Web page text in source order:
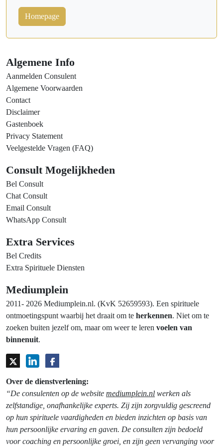
Homepage
Algemene Info
Aanmelden Consulent
Algemene Voorwaarden
Contact
Disclaimer
Gastenboek
Privacy Statement
Veelgestelde Vragen (FAQ)
Consult Mogelijkheden
Bel Consult
Chat Consult
Email Consult
WhatsApp Consult
Extra Services
Bel Credits
Extra Spirituele Diensten
Mediumplein
2011- 2026 Mediumplein.nl. (KvK 52659593). Een spirituele
ontmoetingspunt waarbij het draait om te herkennen. Niet om te
zoeken buiten jezelf om, maar om weer te leren voelen van
binnenuit.
Over de dienstverlening:
“De consulenten op de website mediumplein.nl werken als
zelfstandige, onafhankelijke experts. Zij zijn zorgvuldig gescreend
op hun spirituele vaardigheden en bieden inzichten op basis van
hun persoonlijke ervaring en gaven. De consulten zijn bedoeld
voor coaching en persoonlijke groei, en zijn geen vervanging voor